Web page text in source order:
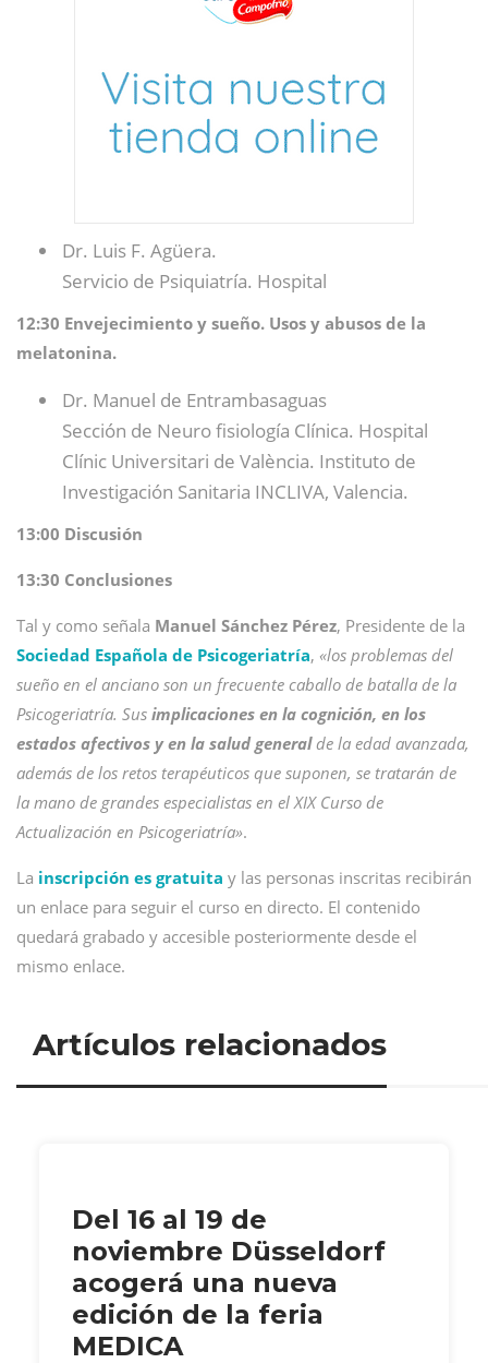
Dr. Luis F. Agüera.
Servicio de Psiquiatría. Hospital
12:30 Envejecimiento y sueño. Usos y abusos de la
melatonina.
Dr. Manuel de Entrambasaguas
Sección de Neuro fisiología Clínica. Hospital
Clínic Universitari de València. Instituto de
Investigación Sanitaria INCLIVA, Valencia.
13:00 Discusión
13:30 Conclusiones
Tal y como señala Manuel Sánchez Pérez, Presidente de la
Sociedad Española de Psicogeriatría, «los problemas del
sueño en el anciano son un frecuente caballo de batalla de la
Psicogeriatría. Sus implicaciones en la cognición, en los
estados afectivos y en la salud generalde la edad avanzada,
además de los retos terapéuticos que suponen, se tratarán de
la mano de grandes especialistas en el XIX Curso de
Actualización en Psicogeriatría».
La inscripción es gratuita y las personas inscritas recibirán
un enlace para seguir el curso en directo. El contenido
quedará grabado y accesible posteriormente desde el
mismo enlace.
Artículos relacionados
Del 16 al 19 de
noviembre Düsseldorf
acogerá una nueva
edición de la feria
MEDICA